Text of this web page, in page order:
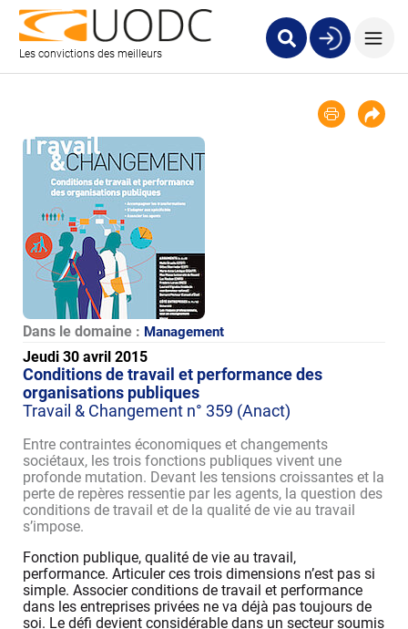
Les convictions des meilleurs
Dans le domaine : Management
Jeudi 30 avril 2015
Conditions de travail et performance des
organisations publiques
Travail & Changement n° 359 (Anact)
Entre contraintes économiques et changements
sociétaux, les trois fonctions publiques vivent une
profonde mutation. Devant les tensions croissantes et la
perte de repères ressentie par les agents, la question des
conditions de travail et de la qualité de vie au travail
s’impose.
Fonction publique, qualité de vie au travail,
performance. Articuler ces trois dimensions n’est pas si
simple. Associer conditions de travail et performance
dans les entreprises privées ne va déjà pas toujours de
soi. Le défi devient considérable dans un secteur soumis